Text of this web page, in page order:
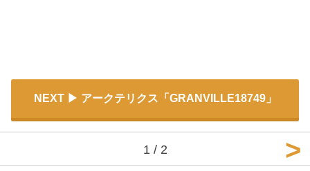
NEXT アークテリクス「GRANVILLE18749」
1 / 2